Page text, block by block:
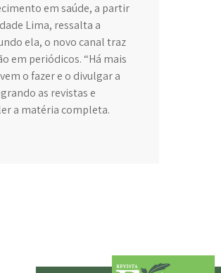
em saúde, a partir
Lima, ressalta a
ela, o novo canal traz
em periódicos. “Há mais
o fazer e o divulgar a
as revistas e
a matéria completa.